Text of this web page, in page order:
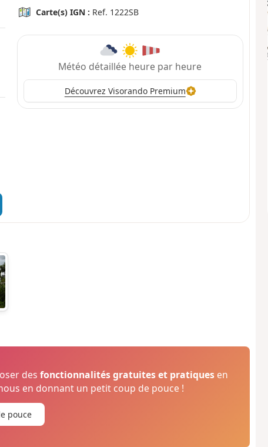
Carte(s) IGN : Ref. 1222SB
Météo détaillée heure par heure
Découvrez Visorando Premium
desfonctionnalités gratuites et pratiques en
en donnant un petit coup de pouce !
pouce